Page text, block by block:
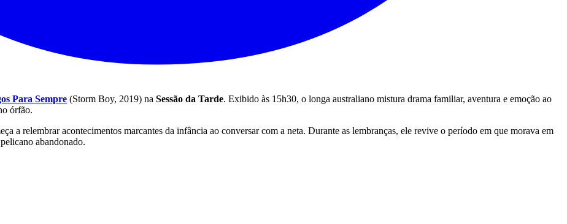
Para Sempre (Storm Boy, 2019) na Sessão da Tarde. Exibido às 15h30, o longa australiano mistura drama familiar, aventura e emoção ao
órfão.
a relembrar acontecimentos marcantes da infância ao conversar com a neta. Durante as lembranças, ele revive o período em que morava em
abandonado.